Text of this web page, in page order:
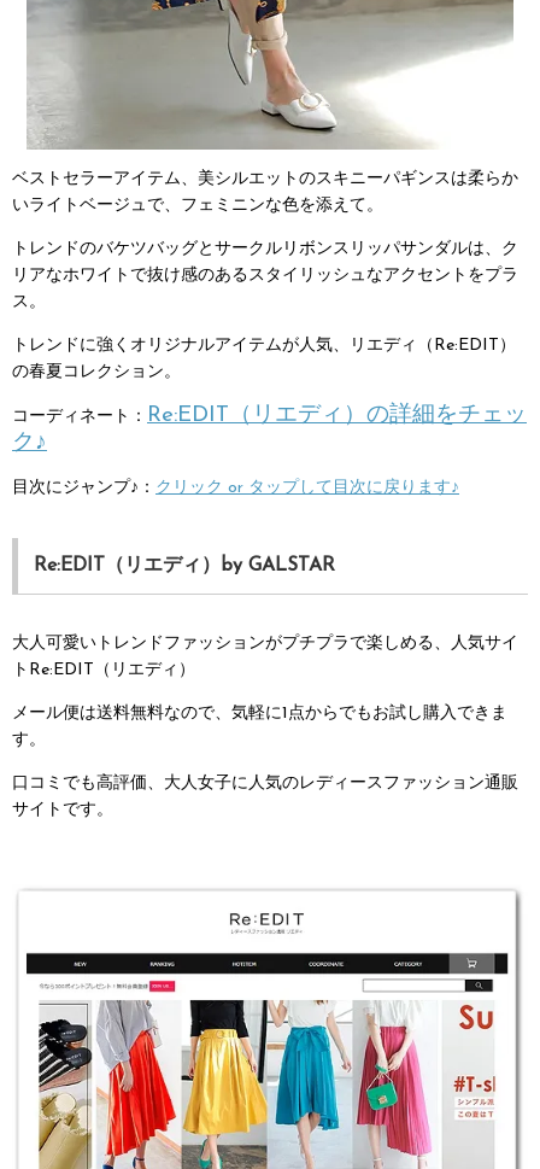
ベストセラーアイテム、美シルエットのスキニーパギンスは柔らか
いライトベージュで、フェミニンな色を添えて。
トレンドのバケツバッグとサークルリボンスリッパサンダルは、ク
リアなホワイトで抜け感のあるスタイリッシュなアクセントをプラ
ス。
トレンドに強くオリジナルアイテムが人気、リエディ（Re:EDIT）
の春夏コレクション。
コーディネート： Re:EDIT（リエディ）の詳細をチェッ
ク♪
目次にジャンプ♪： クリック or タップして目次に戻ります♪
Re:EDIT（リエディ）by GALSTAR
大人可愛いトレンドファッションがプチプラで楽しめる、人気サイ
トRe:EDIT（リエディ）
メール便は送料無料なので、気軽に1点からでもお試し購入できま
す。
口コミでも高評価、大人女子に人気のレディースファッション通販
サイトです。